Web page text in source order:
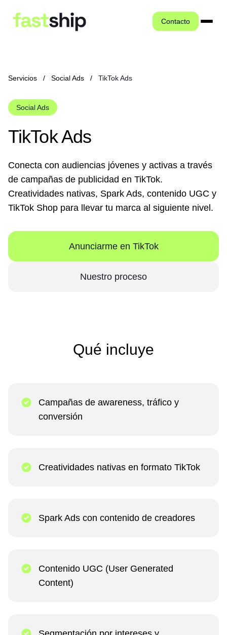
Contacto
Servicios / Social Ads / TikTok Ads
Social Ads
TikTok Ads
Conecta con audiencias jóvenes y activas a través
de campañas de publicidad en TikTok.
Creatividades nativas, Spark Ads, contenido UGC y
TikTok Shop para llevar tu marca al siguiente nivel.
Anunciarme en TikTok
Nuestro proceso
Qué incluye
Campañas de awareness, tráfico y
conversión
Creatividades nativas en formato TikTok
Spark Ads con contenido de creadores
Contenido UGC (User Generated
Content)